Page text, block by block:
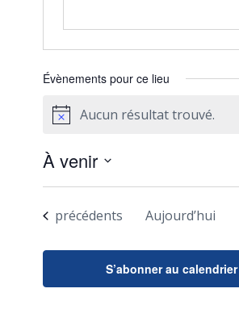
Évènements pour ce lieu
NoticeAucun résultat trouvé.
À venir
Sélectionnez
date.
Évènements
précédents Aujourd’hui
S’abonner au calendrier